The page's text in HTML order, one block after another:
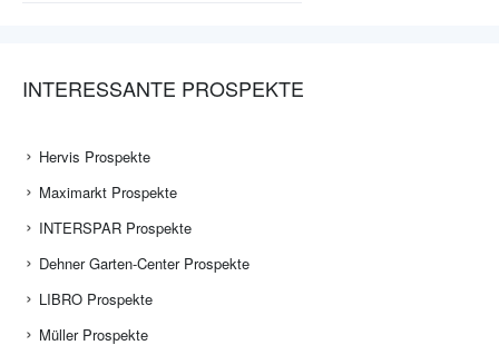
INTERESSANTE PROSPEKTE
Hervis Prospekte
Maximarkt Prospekte
INTERSPAR Prospekte
Dehner Garten-Center Prospekte
LIBRO Prospekte
Müller Prospekte